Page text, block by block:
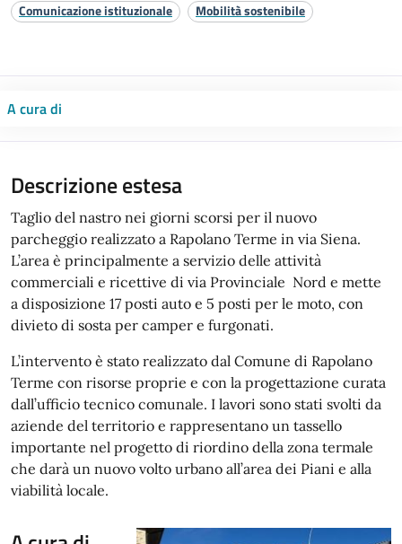
Comunicazione istituzionale Mobilità sostenibile
A cura di
Descrizione estesa
Taglio del nastro nei giorni scorsi per il nuovo
parcheggio realizzato a Rapolano Terme in via Siena.
L’area è principalmente a servizio delle attività
commerciali e ricettive di via Provinciale Nord e mette
a disposizione 17 posti auto e 5 posti per le moto, con
divieto di sosta per camper e furgonati.
L’intervento è stato realizzato dal Comune di Rapolano
Terme con risorse proprie e con la progettazione curata
dall’ufficio tecnico comunale. I lavori sono stati svolti da
aziende del territorio e rappresentano un tassello
importante nel progetto di riordino della zona termale
che darà un nuovo volto urbano all’area dei Piani e alla
viabilità locale.